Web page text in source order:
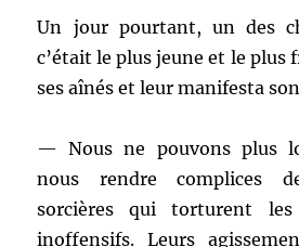
Un jour pourtant, un des
c’était le plus jeune et le plus
ses aînés et leur manifesta
— Nous ne pouvons plus
nous rendre complices
sorcières qui torturent les
inoffensifs. Leurs